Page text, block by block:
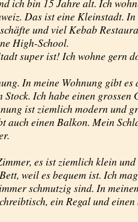
ich bin 15 Jahre alt. Ich
Das ist eine Kleinstadt.
und viel Kebab
High-School.
super ist! Ich wohne gern
In meine Wohnung gibt es
Stock. Ich habe einen grossen
ist ziemlich modern und
auch einen Balkon. Mein
es ist ziemlich klein
weil es bequem ist. Ich
schmutzig sind. In
ein Regal und einen